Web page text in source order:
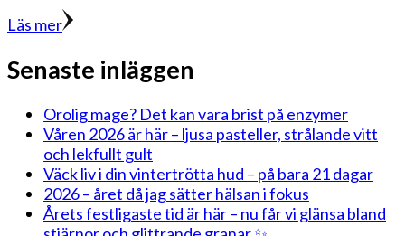
Läs mer
Senaste inläggen
Orolig mage? Det kan vara brist på enzymer
Våren 2026 är här – ljusa pasteller, strålande vitt
och lekfullt gult
Väck liv i din vintertrötta hud – på bara 21 dagar
2026 – året då jag sätter hälsan i fokus
Årets festligaste tid är här – nu får vi glänsa bland